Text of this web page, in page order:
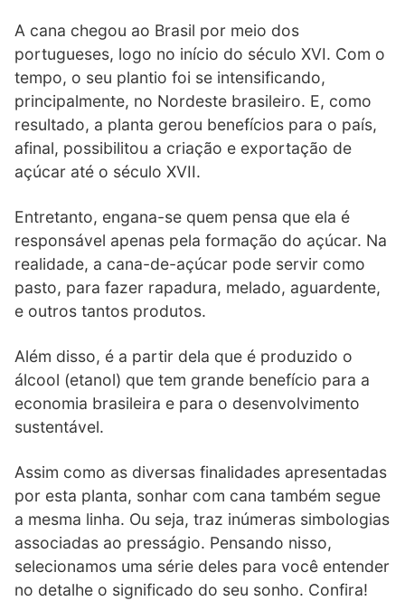
A cana chegou ao Brasil por meio dos
portugueses, logo no início do século XVI. Com o
tempo, o seu plantio foi se intensificando,
principalmente, no Nordeste brasileiro. E, como
resultado, a planta gerou benefícios para o país,
afinal, possibilitou a criação e exportação de
açúcar até o século XVII.
Entretanto, engana-se quem pensa que ela é
responsável apenas pela formação do açúcar. Na
realidade, a cana-de-açúcar pode servir como
pasto, para fazer rapadura, melado, aguardente,
e outros tantos produtos.
Além disso, é a partir dela que é produzido o
álcool (etanol) que tem grande benefício para a
economia brasileira e para o desenvolvimento
sustentável.
Assim como as diversas finalidades apresentadas
por esta planta, sonhar com cana também segue
a mesma linha. Ou seja, traz inúmeras simbologias
associadas ao presságio. Pensando nisso,
selecionamos uma série deles para você entender
no detalhe o significado do seu sonho. Confira!